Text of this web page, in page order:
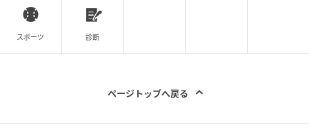
スポーツ 診断
ページトップへ戻る